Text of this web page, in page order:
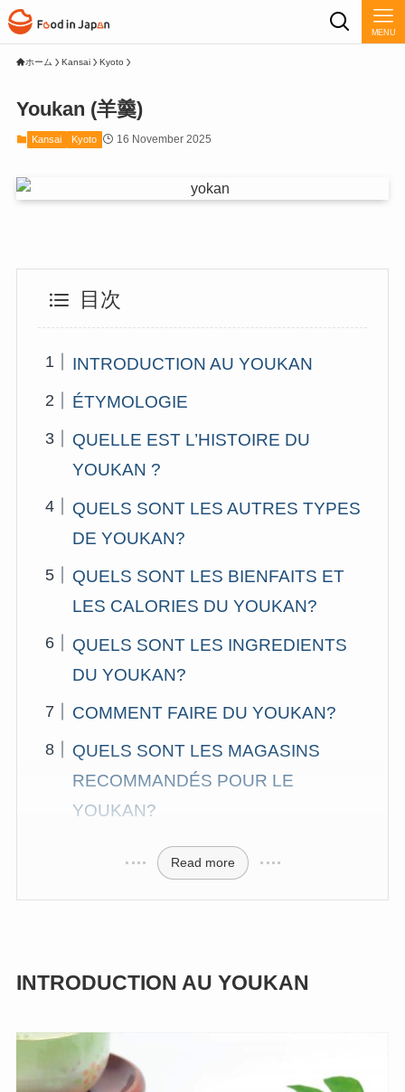
MENU
ホーム Kansai Kyoto
Youkan (羊羹)
Kansai Kyoto 16 November 2025
目次
INTRODUCTION AU YOUKAN
ÉTYMOLOGIE
QUELLE EST L’HISTOIRE DU
YOUKAN ?
QUELS SONT LES AUTRES TYPES
DE YOUKAN?
QUELS SONT LES BIENFAITS ET
LES CALORIES DU YOUKAN?
QUELS SONT LES INGREDIENTS
DU YOUKAN?
COMMENT FAIRE DU YOUKAN?
QUELS SONT LES MAGASINS
RECOMMANDÉS POUR LE
YOUKAN?
Read more
INTRODUCTION AU YOUKAN